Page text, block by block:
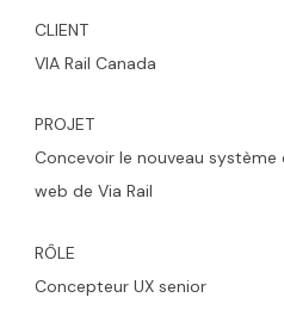
CLIENT
VIA Rail Canada
PROJET
Concevoir le nouveau
web de Via Rail
RÔLE
Concepteur UX senior